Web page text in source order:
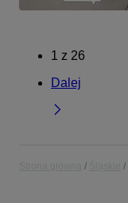
1 z 26
Dalej